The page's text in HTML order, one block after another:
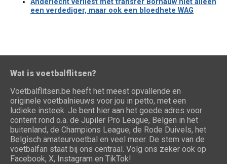
Anderlecht verliest met transfer Bornauw niet alleen
een verdediger, maar ook een bloedhete WAG
Wat is voetbalflitsen?
Voetbalflitsen.be heeft het meest opvallende en
originele voetbalnieuws voor jou in petto, met een
ludieke insteek. Je bent hier aan het goede adres voor
content rond o.a. de Jupiler Pro League, Belgen in het
buitenland, de Champions League, de Rode Duivels, het
Belgisch amateurvoetbal en veel meer. De stem van de
voetbalfan staat bij ons centraal. Volg ons zeker ook op
Facebook, X, Instagram en TikTok!